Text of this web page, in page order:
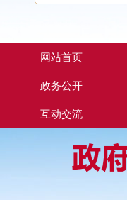
网站首页
政务公开
互动交流